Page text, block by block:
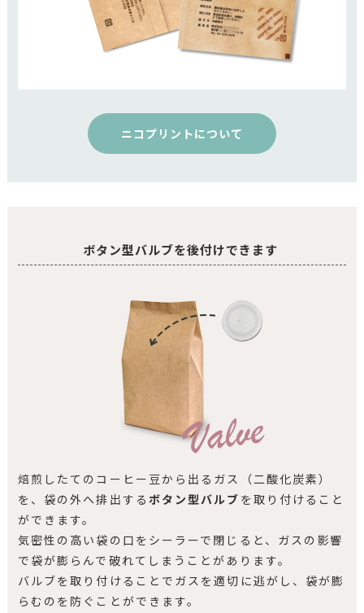
ニコプリントについて
ボタン型バルブを後付けできます
焙煎したてのコーヒー豆から出るガス（二酸化炭素）
を、袋の外へ排出する ボタン型バルブ を取り付けること
ができます。
気密性の高い袋の口をシーラーで閉じると、ガスの影響
で袋が膨らんで破れてしまうことがあります。
バルブを取り付けることでガスを適切に逃がし、袋が膨
らむのを防ぐことができます。